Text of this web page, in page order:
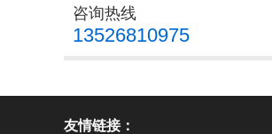
咨询热线
13526810975
友情链接：